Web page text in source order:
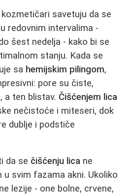
savetuju da se
redovnim intervalima -
šest nedelja - kako bi se
stanju. Kada se
sa hemijskim pilingom,
pore su čiste,
a ten blistav. Čišćenjem lica
nečistoće i miteseri, dok
dublje i podstiče
da se čišćenju lica ne
svim fazama akni. Ukoliko
lezije - one bolne, crvene,